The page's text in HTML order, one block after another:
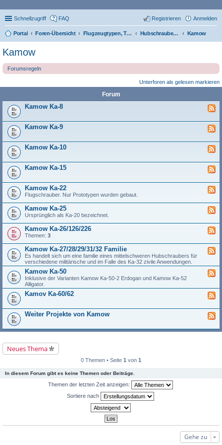
Schnellzugriff FAQ Anmelden
Registrieren
Portal Foren-Übersicht Flugzeugtypen, Triebwerke und Technik Hubschrauber-Typen Kamow
Kamow
Forumsregeln
Unterforen als gelesen markieren
Forum
Kamow Ka-8
Kamow Ka-9
Kamow Ka-10
Kamow Ka-15
Kamow Ka-22
Flugschrauber. Nur Prototypen wurden gebaut.
Kamow Ka-25
Ursprünglich als Ka-20 bezeichnet.
Kamow Ka-26/126/226
Themen: 3
Kamow Ka-27/28/29/31/32 Familie
Es handelt sich um eine familie eines mittelschweren Hubschraubers für
verschiedene militärische und im Falle des Ka-32 zivile Anwendungen.
Kamow Ka-50
Inklusive der Varianten Kamow Ka-50-2 Erdogan und Kamow Ka-52
Alligator.
Kamov Ka-60/62
Weiter Projekte von Kamow
Neues Thema
0 Themen • Seite 1 von 1
In diesem Forum gibt es keine Themen oder Beiträge.
Themen der letzten Zeit anzeigen:
Sortiere nach
Gehe zu